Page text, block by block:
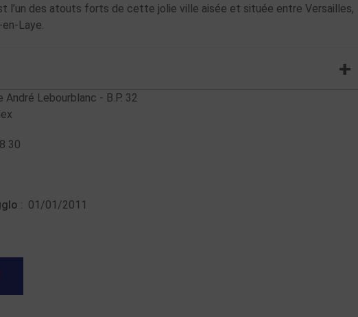
l’un des atouts forts de cette jolie ville aisée et située entre Versailles,
Laye.
André Lebourblanc - B.P. 32
30
: 01/01/2011